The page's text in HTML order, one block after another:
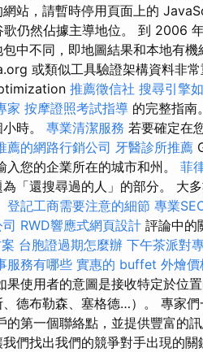
站，請暫時停用頁面上的
仍然佔據主導地位。 到 2006
中不同，即地圖結果和本地有
或類似工具驗證架構資料非
推薦徵信社 搜尋引擎
家 按摩證照考試指導 的完整指南
時。 專業清潔服務 若要確定在
薦的網路行銷公司 牙醫診所推薦
入您的企業所在的城市和州。 菲
「還搜尋過的人」的部分。 大
登記工商需要注意的細節 專業
RWD響應式網頁設計 評論中的
台胞證過期怎麼辦 下午茶派對
服務有哪些 實惠的 buffet 外燴價
果使用者的意圖是接收特定於位
德布勒森、塞格德…）。 專家
的第一個聯絡點，並提供豐富的
們找出我們的競爭對手出現的